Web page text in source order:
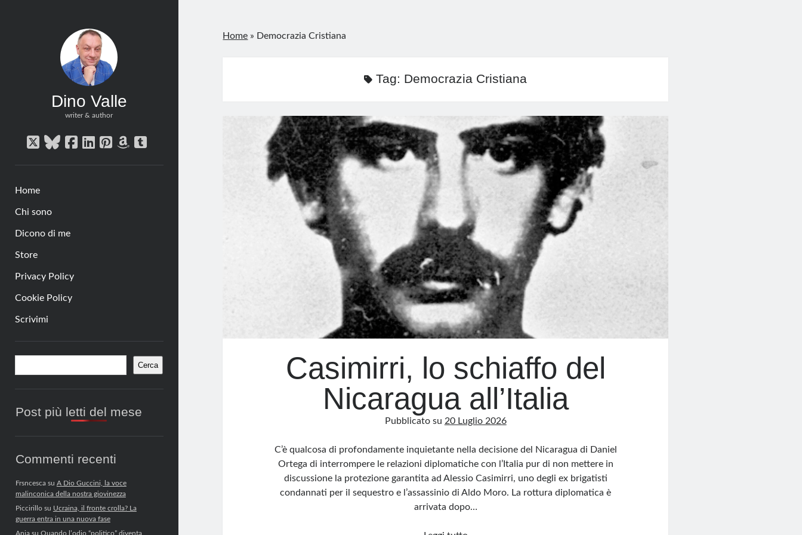
Dino Valle
writer & author
twitterbluesky
facebook
linkedin
pinterest
amazon
tumblr
Home
Chi sono
Dicono di me
Store
Privacy Policy
Cookie Policy
Scrivimi
Barra
laterale
Cerca
Post più letti del mese
Commenti recenti
Frsncescasu A Dio Guccini, la voce
malinconica della nostra giovinezza
Piccirillosu Ucraina, il fronte crolla? La
guerra entra in una nuova fase
Anjasu Quando l’odio “politico” diventa
Home » Democrazia Cristiana
Tag: Democrazia Cristiana
Casimirri, lo schiaffo del
Nicaragua all’Italia
Pubblicato su 20 Luglio 2026
C’è qualcosa di profondamente inquietante nella decisione del Nicaragua di Daniel
Ortega di interrompere le relazioni diplomatiche con l’Italia pur di non mettere in
discussione la protezione garantita ad Alessio Casimirri, uno degli ex brigatisti
condannati per il sequestro e l’assassinio di Aldo Moro. La rottura diplomatica è
arrivata dopo…